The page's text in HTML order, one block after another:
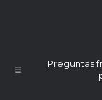
Preguntas